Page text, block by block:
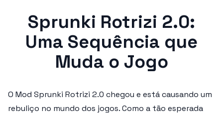
Sprunki Rotrizi 2.0:
Uma Sequência que
Muda o Jogo
O Mod Sprunki Rotrizi 2.0 chegou e está causando um
rebuliço no mundo dos jogos. Como a tão esperada